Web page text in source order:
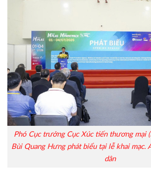
Phó Cục trưởng Cục Xúc tiến thương mại
Bùi Quang Hưng phát biểu tại lễ khai mạc.
dân